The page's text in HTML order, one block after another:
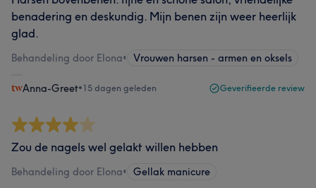
benadering en deskundig. Mijn benen zijn weer heerlijk
glad.
Behandeling door Elona• Vrouwen harsen - armen en oksels
Anna-Greet•15 dagen geleden Geverifieerde review
Zou de nagels wel gelakt willen hebben
Behandeling door Elona• Gellak manicure